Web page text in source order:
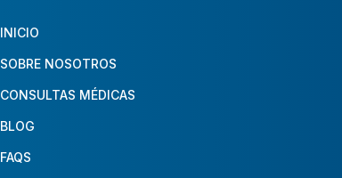
INICIO
SOBRE NOSOTROS
CONSULTAS MÉDICAS
BLOG
FAQS